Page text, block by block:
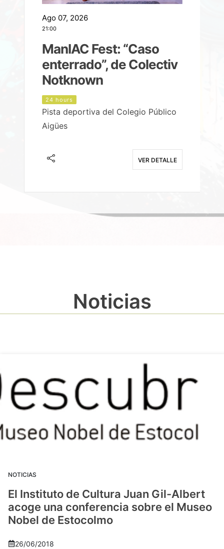
Ago 07, 2026
21:00
ManIAC Fest: “Caso
enterrado”, de Colectiv
Notknown
24 hours
Pista deportiva del Colegio Público
Aigües
VER DETALLE
Noticias
NOTICIAS
El Instituto de Cultura Juan Gil-Albert
acoge una conferencia sobre el Museo
Nobel de Estocolmo
26/06/2018